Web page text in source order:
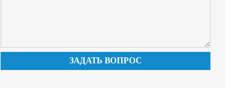
ЗАДАТЬ ВОПРОС